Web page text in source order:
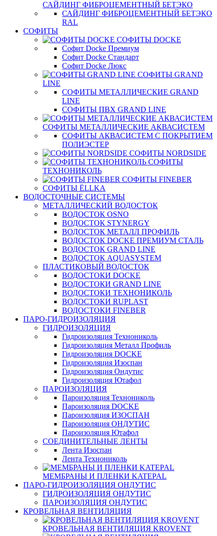
САЙДИНГ ФИБРОЦЕМЕНТНЫЙ БЕТЭКО
САЙДИНГ ФИБРОЦЕМЕНТНЫЙ БЕТЭКО
RAL
СОФИТЫ
СОФИТЫ DOCKE
Софит Docke Премиум
Софит Docke Стандарт
Софит Docke Люкс
СОФИТЫ GRAND
LINE
СОФИТЫ МЕТАЛЛИЧЕСКИЕ GRAND
LINE
СОФИТЫ ПВХ GRAND LINE
СОФИТЫ МЕТАЛЛИЧЕСКИЕ АКВАСИСТЕМ
СОФИТЫ АКВАСИСТЕМ С ПОКРЫТИЕМ
ПОЛИЭСТЕР
СОФИТЫ NORDSIDE
СОФИТЫ
ТЕХНОНИКОЛЬ
СОФИТЫ FINEBER
СОФИТЫ ЁLLKA
ВОДОСТОЧНЫЕ СИСТЕМЫ
МЕТАЛЛИЧЕСКИЙ ВОДОСТОК
ВОДОСТОК OSNO
ВОДОСТОК STYNERGY
ВОДОСТОК МЕТАЛЛ ПРОФИЛЬ
ВОДОСТОК DOCKE ПРЕМИУМ СТАЛЬ
ВОДОСТОК GRAND LINE
ВОДОСТОК AQUASYSTEM
ПЛАСТИКОВЫЙ ВОДОСТОК
ВОДОСТОКИ DOCKE
ВОДОСТОКИ GRAND LINE
ВОДОСТОКИ ТЕХНОНИКОЛЬ
ВОДОСТОКИ RUPLAST
ВОДОСТОКИ FINEBER
ПАРО-ГИДРОИЗОЛЯЦИЯ
ГИДРОИЗОЛЯЦИЯ
Гидроизоляция Технониколь
Гидроизоляция Металл Профиль
Гидроизоляция DOCKE
Гидроизоляция Изоспан
Гидроизоляция Ондутис
Гидроизоляция Ютафол
ПАРОИЗОЛЯЦИЯ
Пароизоляция Технониколь
Пароизоляция DOCKE
Пароизоляция ИЗОСПАН
Пароизоляция ОНДУТИС
Пароизоляция Ютафол
СОЕДИНИТЕЛЬНЫЕ ЛЕНТЫ
Лента Изоспан
Лента Технониколь
МЕМБРАНЫ И ПЛЕНКИ KATEPAL
ПАРО-ГИДРОИЗОЛЯЦИЯ ОНДУТИС
ГИДРОИЗОЛЯЦИЯ ОНДУТИС
ПАРОИЗОЛЯЦИЯ ОНДУТИС
КРОВЕЛЬНАЯ ВЕНТИЛЯЦИЯ
КРОВЕЛЬНАЯ ВЕНТИЛЯЦИЯ KROVENT